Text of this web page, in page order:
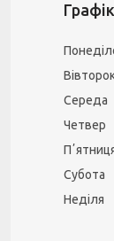
Середа
Четвер
Субота
Неділя